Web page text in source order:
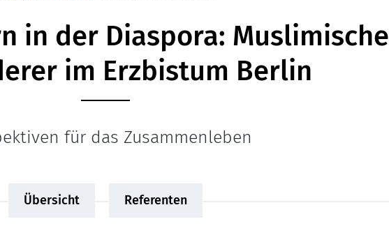
in der Diaspora: Muslimische
im Erzbistum Berlin
für das Zusammenleben
Übersicht Referenten